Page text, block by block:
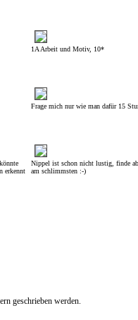
1A Arbeit und Motiv, 10*
Frage mich nur wie man dafür 15
erkennt
Nippel ist schon nicht lustig, finde
am schlimmsten :-)
geschrieben werden.